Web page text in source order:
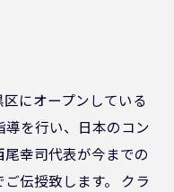
にオープンしている
導を行い、日本のコン
幸司代表が今までの
伝授致します。 クラ